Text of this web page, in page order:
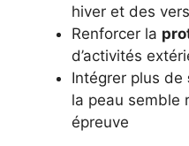
hiver et des
Renforcer la
d’activités
Intégrer plus de
la peau semble
épreuve